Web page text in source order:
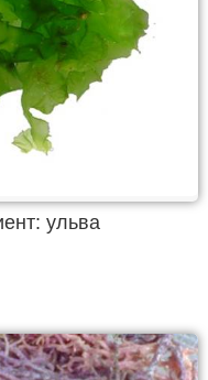
ульва